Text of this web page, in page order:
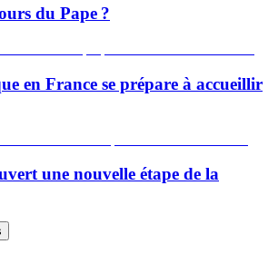
du Pape ?
en France se prépare à accueillir
une nouvelle étape de la